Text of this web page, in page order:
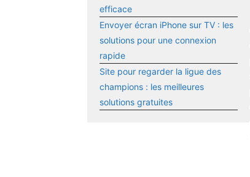
efficace
Envoyer écran iPhone sur TV : les
solutions pour une connexion
rapide
Site pour regarder la ligue des
champions : les meilleures
solutions gratuites